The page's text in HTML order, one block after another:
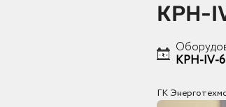
КРН-
КРН-IV-6
ГК